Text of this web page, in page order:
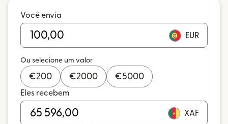
Você envia
EUR
Ou selecione um valor
€200 €2000 €5000
Eles recebem
XAF